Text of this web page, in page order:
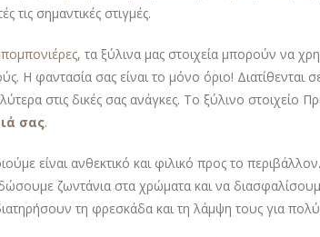
τις σημαντικές στιγμές.
, τα ξύλινα μας στοιχεία μπορούν να
Η φαντασία σας είναι το μόνο όριο! Διατίθενται
στις δικές σας ανάγκες. Το ξύλινο στοιχείο
σας.
είναι ανθεκτικό και φιλικό προς το
ζωντάνια στα χρώματα και να
τη φρεσκάδα και τη λάμψη τους για